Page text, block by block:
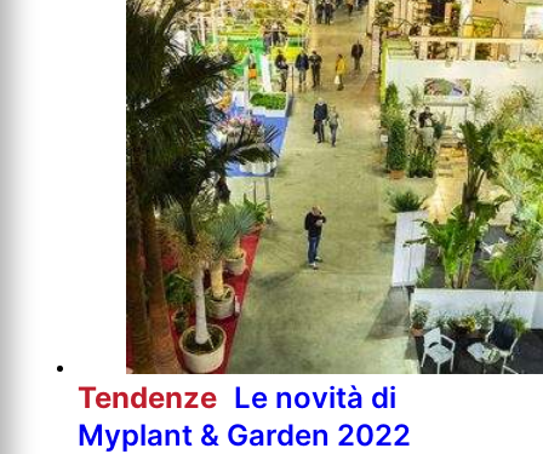
Tendenze Le novità di
Myplant & Garden 2022